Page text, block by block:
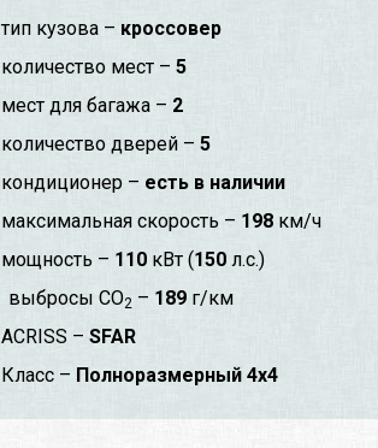
тип кузова – кроссовер
количество мест – 5
мест для багажа – 2
количество дверей – 5
кондиционер – есть в наличии
максимальная скорость – 198 км/ч
мощность – 110 кВт (150 л.с.)
выбросы CO2 – 189 г/км
ACRISS – SFAR
Класс – Полноразмерный 4x4